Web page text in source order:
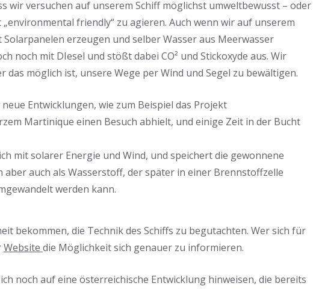
wir versuchen auf unserem Schiff möglichst umweltbewusst – oder
friendly“ zu agieren. Auch wenn wir auf unserem
erzeugen und selber Wasser aus Meerwasser
noch mit DIesel und stößt dabei CO² und Stickoxyde aus. Wir
das möglich ist, unsere Wege per Wind und Segel zu bewältigen.
Entwicklungen, wie zum Beispiel das Projekt
Martinique einen Besuch abhielt, und einige Zeit in der Bucht
mit solarer Energie und Wind, und speichert die gewonnene
auch als Wasserstoff, der später in einer Brennstoffzelle
werden kann.
bekommen, die Technik des Schiffs zu begutachten. Wer sich für
Website die Möglichkeit sich genauer zu informieren.
noch auf eine österreichische Entwicklung hinweisen, die bereits